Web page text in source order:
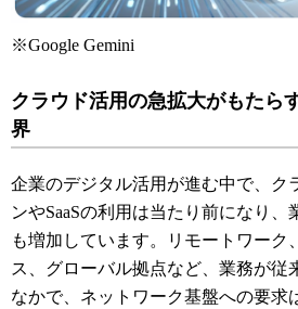
※Google Gemini
クラウド活用の急拡大がもたら
界
企業のデジタル活用が進む中で、ク
ンやSaaSの利用は当たり前になり、
も増加しています。リモートワーク
ス、グローバル拠点など、業務が従
なかで、ネットワーク基盤への要求